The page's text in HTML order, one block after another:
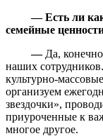
—Есть ли
семейные
— Да,
наших
культурно-
организуем
звездочки»,
приуроченные к
многое другое.